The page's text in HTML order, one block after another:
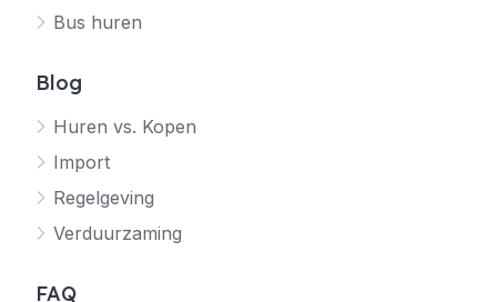
Bus huren
Blog
Huren vs. Kopen
Import
Regelgeving
Verduurzaming
FAQ